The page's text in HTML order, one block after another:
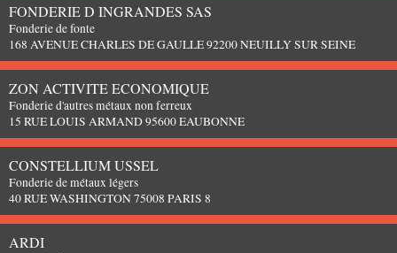
FONDERIE D INGRANDES SAS
Fonderie de fonte
168 AVENUE CHARLES DE GAULLE 92200 NEUILLY SUR SEINE
ZON ACTIVITE ECONOMIQUE
Fonderie d'autres métaux non ferreux
15 RUE LOUIS ARMAND 95600 EAUBONNE
CONSTELLIUM USSEL
Fonderie de métaux légers
40 RUE WASHINGTON 75008 PARIS 8
ARDI